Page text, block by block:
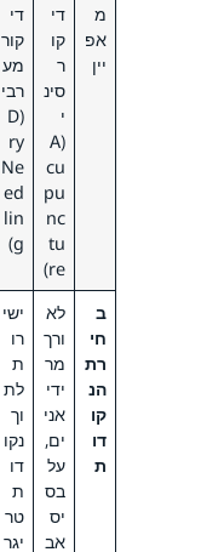
מ
אפ
יין
די
קו
ר
סינ
י
(A
cu
pu
nc
tu
re)
די
קור
מע
רבי
(D
ry
Ne
ed
lin
g)
ב
חי
רת
הנ
קו
דו
ת
לא
ורך
מר
ידי
אני
ים,
על
בס
יס
אב
ישי
רו
ת
לת
וך
נקו
דו
ת
טר
יגר